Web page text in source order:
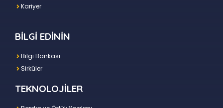
Kariyer
BİLGİ EDİNİN
Bilgi Bankası
Sirküler
TEKNOLOJİLER